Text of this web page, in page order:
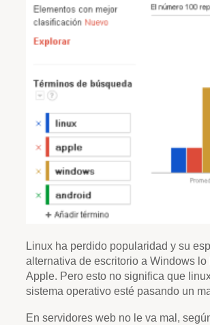
Linux ha perdido popularidad y su
alternativa de escritorio a Windows lo
Apple. Pero esto no significa que
sistema operativo esté pasando un
En servidores web no le va mal,